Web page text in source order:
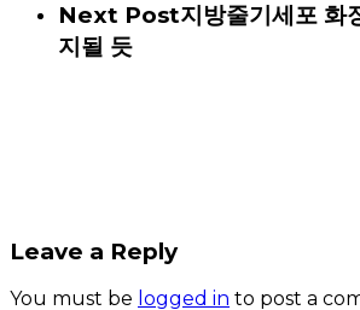
Next Post지방줄기세포 화
지될 듯
Leave a Reply
You must be logged in to post a